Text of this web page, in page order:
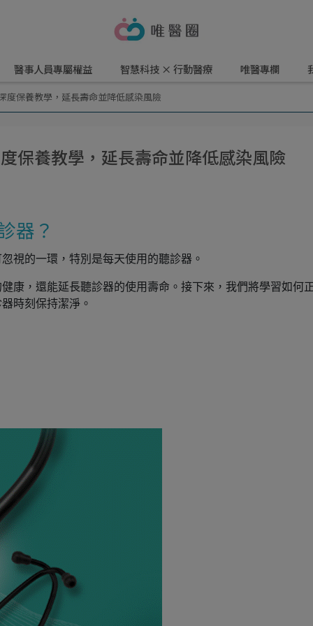
醫事人員專屬權益 智慧科技 × 行動醫療 唯醫專欄
度保養教學，延長壽命並降低感染風險
保養教學，延長壽命並降低感染風險
器？
視的一環，特別是每天使用的聽診器。
康，還能延長聽診器的使用壽命。接下來，我們將學習如何
時刻保持潔淨。